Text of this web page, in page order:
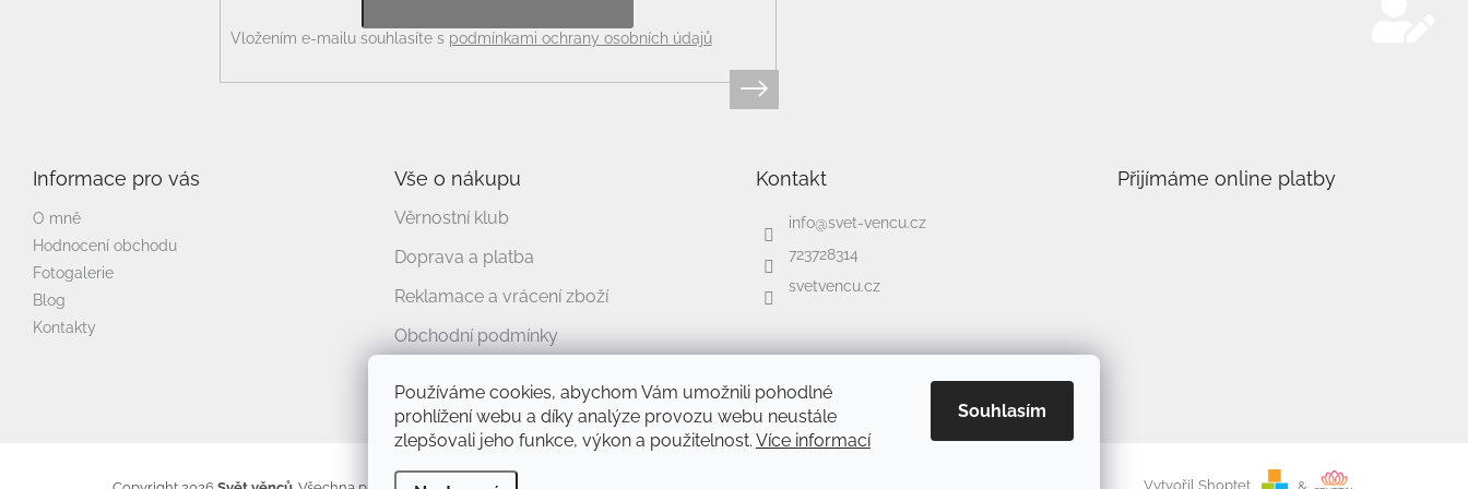
Používáme cookies, abychom Vám umožnili pohodlné
prohlížení webu a díky analýze provozu webu neustále
zlepšovali jeho funkce, výkon a použitelnost. Více informací
Souhlasím
Vložením e-mailu souhlasíte s podmínkami ochrany osobních údajů
Informace pro vás
O mně
Hodnocení obchodu
Fotogalerie
Blog
Kontakty
Vše o nákupu
Věrnostní klub
Doprava a platba
Reklamace a vrácení zboží
Obchodní podmínky
Kontakt
info@svet-vencu.cz
723728314
svetvencu.cz
Přijímáme online platby